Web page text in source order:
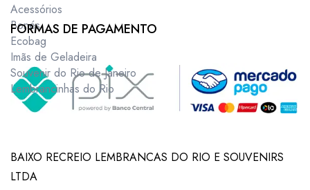
Acessórios
Bonés
Ecobag
Imãs de Geladeira
Souvenir do Rio de Janeiro
Lembrancinhas do Rio
FORMAS DE PAGAMENTO
BAIXO RECREIO LEMBRANCAS DO RIO E SOUVENIRS
LTDA